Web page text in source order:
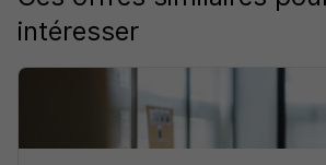
intéresser